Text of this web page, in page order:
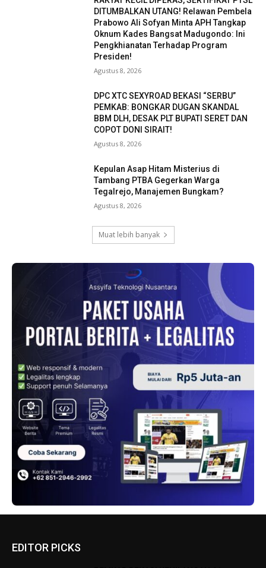
DITUMBALKAN UTANG! Relawan Pembela
Prabowo Ali Sofyan Minta APH Tangkap
Oknum Kades Bangsat Madugondo: Ini
Pengkhianatan Terhadap Program
Presiden!
Agustus 8, 2026
DPC XTC SEXYROAD BEKASI “SERBU”
PEMKAB: BONGKAR DUGAN SKANDAL
BBM DLH, DESAK PLT BUPATI SERET DAN
COPOT DONI SIRAIT!
Agustus 8, 2026
Kepulan Asap Hitam Misterius di
Tambang PTBA Gegerkan Warga
Tegalrejo, Manajemen Bungkam?
Agustus 8, 2026
Muat lebih banyak
EDITOR PICKS